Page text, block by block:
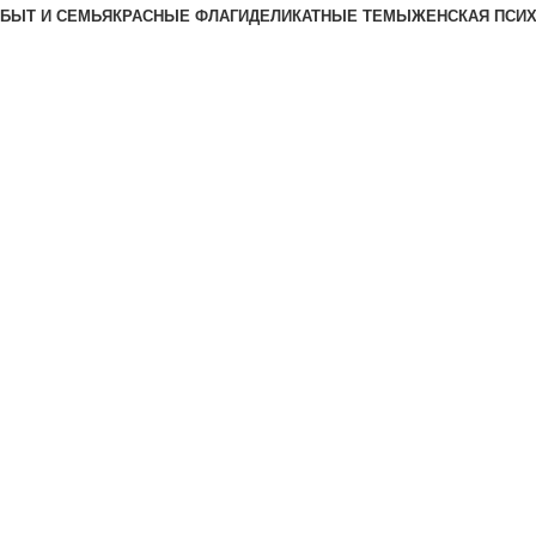
БЫТ И СЕМЬЯ КРАСНЫЕ ФЛАГИДЕЛИКАТНЫЕ ТЕМЫ ЖЕНСКАЯ